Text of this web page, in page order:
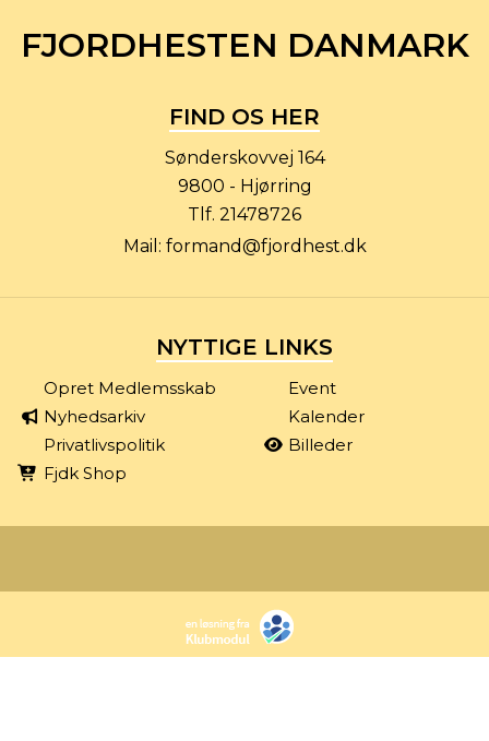
FJORDHESTEN DANMARK
FIND OS HER
Sønderskovvej 164
9800 - Hjørring
Tlf. 21478726
Mail: formand@fjordhest.dk
NYTTIGE LINKS
Opret Medlemsskab
Event
Nyhedsarkiv
Kalender
Privatlivspolitik
Billeder
Fjdk Shop